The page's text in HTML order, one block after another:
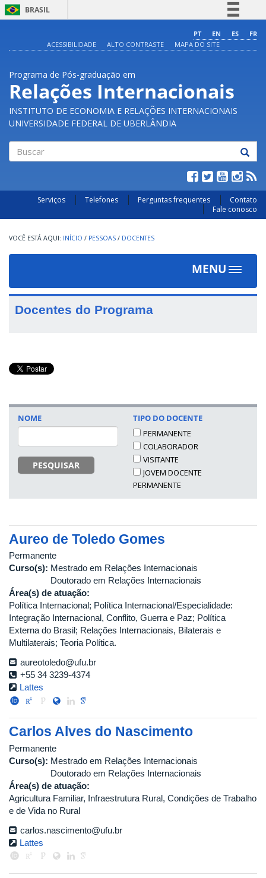
BRASIL
Comunica BR
Acesso à informação
Legislação
PT EN ES
FR
ACESSIBILIDADE
ALTO CONTRASTE MAPA DO SITE
Programa de Pós-graduação em
Relações Internacionais
INSTITUTO DE ECONOMIA E RELAÇÕES INTERNACIONAIS
UNIVERSIDADE FEDERAL DE UBERLÂNDIA
Serviços Telefones Perguntas frequentes
Contato
Fale conosco
INÍCIO / PESSOAS / DOCENTES
MENU
Toggle
Docentes do Programa
NOME
PESQUISAR
TIPO DO DOCENTE
PERMANENTE
COLABORADOR
VISITANTE
JOVEM DOCENTE
PERMANENTE
Aureo de Toledo Gomes
Permanente
Curso(s): Mestrado em Relações Internacionais
Doutorado em Relações Internacionais
Área(s) de atuação:
Política Internacional; Política Internacional/Especialidade:
Integração Internacional, Conflito, Guerra e Paz; Política
Externa do Brasil; Relações Internacionais, Bilaterais e
Multilaterais; Teoria Política.
aureotoledo@ufu.br
+55 34 3239-4374
Lattes
Carlos Alves do Nascimento
Permanente
Curso(s): Mestrado em Relações Internacionais
Doutorado em Relações Internacionais
Área(s) de atuação:
Agricultura Familiar, Infraestrutura Rural, Condições de Trabalho
e de Vida no Rural
carlos.nascimento@ufu.br
Lattes